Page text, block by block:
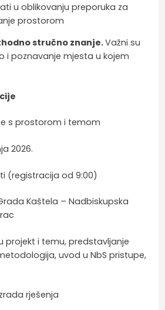
u oblikovanju preporuka za
prostorom
stručno znanje.Važni su
i poznavanje mjesta u kojem
s prostorom i temom
2026.
(registracija od 9:00)
Kaštela – Nadbiskupska
projekt i temu, predstavljanje
uvod u NbS pristupe,
rješenja